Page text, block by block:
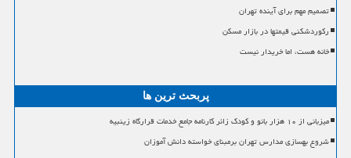
تصمیم مهم برای آینده تهران
رکوردشکنی قیمتها در بازار مسکن
خانه هست، اما خریدار نیست
پربحث ترین ها
میزبانی از ۱۰ هزار بانو و کودک زائر کارنامه جامع خدمات قرارگاه زینبیه
شروع بهسازی مدارس تهران برمبنای خواسته دانش آموزان